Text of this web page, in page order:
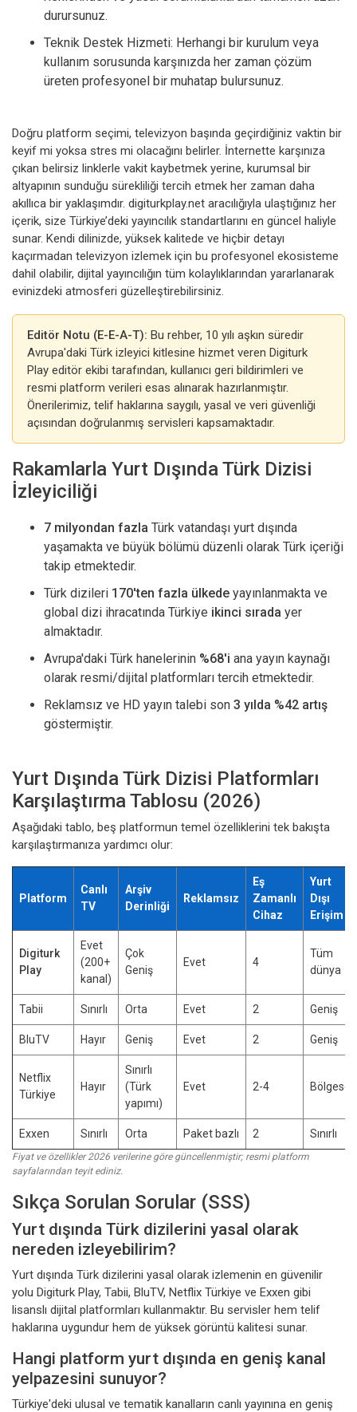
durursunuz.
Teknik Destek Hizmeti: Herhangi bir kurulum veya
kullanım sorusunda karşınızda her zaman çözüm
üreten profesyonel bir muhatap bulursunuz.
Doğru platform seçimi, televizyon başında geçirdiğiniz vaktin bir
keyif mi yoksa stres mi olacağını belirler. İnternette karşınıza
çıkan belirsiz linklerle vakit kaybetmek yerine, kurumsal bir
altyapının sunduğu sürekliliği tercih etmek her zaman daha
akıllıca bir yaklaşımdır. digiturkplay.net aracılığıyla ulaştığınız her
içerik, size Türkiye’deki yayıncılık standartlarını en güncel haliyle
sunar. Kendi dilinizde, yüksek kalitede ve hiçbir detayı
kaçırmadan televizyon izlemek için bu profesyonel ekosisteme
dahil olabilir, dijital yayıncılığın tüm kolaylıklarından yararlanarak
evinizdeki atmosferi güzelleştirebilirsiniz.
Editör Notu (E-E-A-T): Bu rehber, 10 yılı aşkın süredir
Avrupa'daki Türk izleyici kitlesine hizmet veren Digiturk
Play editör ekibi tarafından, kullanıcı geri bildirimleri ve
resmi platform verileri esas alınarak hazırlanmıştır.
Önerilerimiz, telif haklarına saygılı, yasal ve veri güvenliği
açısından doğrulanmış servisleri kapsamaktadır.
Rakamlarla Yurt Dışında Türk Dizisi
İzleyiciliği
7 milyondan fazla Türk vatandaşı yurt dışında
yaşamakta ve büyük bölümü düzenli olarak Türk içeriği
takip etmektedir.
Türk dizileri 170'ten fazla ülkede yayınlanmakta ve
global dizi ihracatında Türkiye ikinci sırada yer
almaktadır.
Avrupa'daki Türk hanelerinin %68'i ana yayın kaynağı
olarak resmi/dijital platformları tercih etmektedir.
Reklamsız ve HD yayın talebi son 3 yılda %42 artış
göstermiştir.
Yurt Dışında Türk Dizisi Platformları
Karşılaştırma Tablosu (2026)
Aşağıdaki tablo, beş platformun temel özelliklerini tek bakışta
karşılaştırmanıza yardımcı olur:
Platform
Canlı
TV
Arşiv
Derinliği
Reklamsız
Eş
Zamanlı
Cihaz
Yurt
Dışı
Erişim
Digiturk
Play
Evet
(200+
kanal)
Çok
Geniş
Evet 4
Tüm
dünya
Tabii Sınırlı Orta Evet 2 Geniş
BluTV Hayır Geniş Evet 2 Geniş
Netflix
Türkiye
Hayır
Sınırlı
(Türk
yapımı)
Evet 2-4 Bölgesel
Exxen Sınırlı Orta Paket bazlı 2 Sınırlı
Fiyat ve özellikler 2026 verilerine göre güncellenmiştir; resmi platform
sayfalarından teyit ediniz.
Sıkça Sorulan Sorular (SSS)
Yurt dışında Türk dizilerini yasal olarak
nereden izleyebilirim?
Yurt dışında Türk dizilerini yasal olarak izlemenin en güvenilir
yolu Digiturk Play, Tabii, BluTV, Netflix Türkiye ve Exxen gibi
lisanslı dijital platformları kullanmaktır. Bu servisler hem telif
haklarına uygundur hem de yüksek görüntü kalitesi sunar.
Hangi platform yurt dışında en geniş kanal
yelpazesini sunuyor?
Türkiye'deki ulusal ve tematik kanalların canlı yayınına en geniş